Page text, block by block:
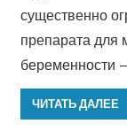
существенно
препарата для
беременности
ЧИТАТЬ ДАЛЕЕ